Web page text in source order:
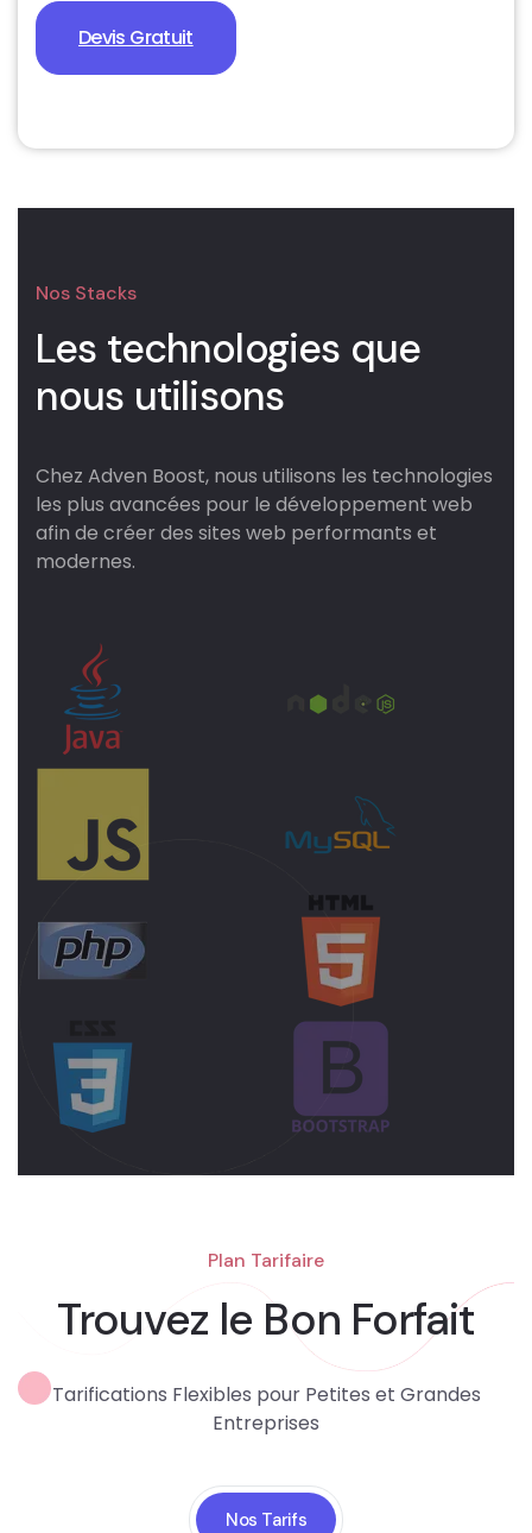
Devis Gratuit
Nos Stacks
Les technologies que
nous utilisons
Chez Adven Boost, nous utilisons les technologies
les plus avancées pour le développement web
afin de créer des sites web performants et
modernes.
Plan Tarifaire
Trouvez le Bon Forfait
Tarifications Flexibles pour Petites et Grandes
Entreprises
Nos Tarifs